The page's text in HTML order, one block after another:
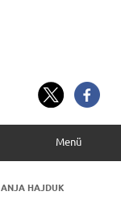
Menü
ANJA HAJDUK